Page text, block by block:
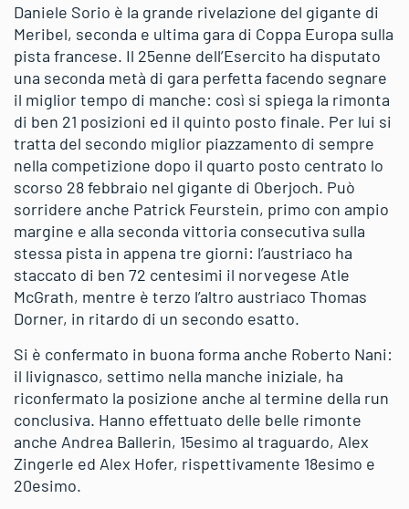
Daniele Sorio è la grande rivelazione del gigante di
Meribel, seconda e ultima gara di Coppa Europa sulla
pista francese. Il 25enne dell’Esercito ha disputato
una seconda metà di gara perfetta facendo segnare
il miglior tempo di manche: così si spiega la rimonta
di ben 21 posizioni ed il quinto posto finale. Per lui si
tratta del secondo miglior piazzamento di sempre
nella competizione dopo il quarto posto centrato lo
scorso 28 febbraio nel gigante di Oberjoch. Può
sorridere anche Patrick Feurstein, primo con ampio
margine e alla seconda vittoria consecutiva sulla
stessa pista in appena tre giorni: l’austriaco ha
staccato di ben 72 centesimi il norvegese Atle
McGrath, mentre è terzo l’altro austriaco Thomas
Dorner, in ritardo di un secondo esatto.
Si è confermato in buona forma anche Roberto Nani:
il livignasco, settimo nella manche iniziale, ha
riconfermato la posizione anche al termine della run
conclusiva. Hanno effettuato delle belle rimonte
anche Andrea Ballerin, 15esimo al traguardo, Alex
Zingerle ed Alex Hofer, rispettivamente 18esimo e
20esimo.